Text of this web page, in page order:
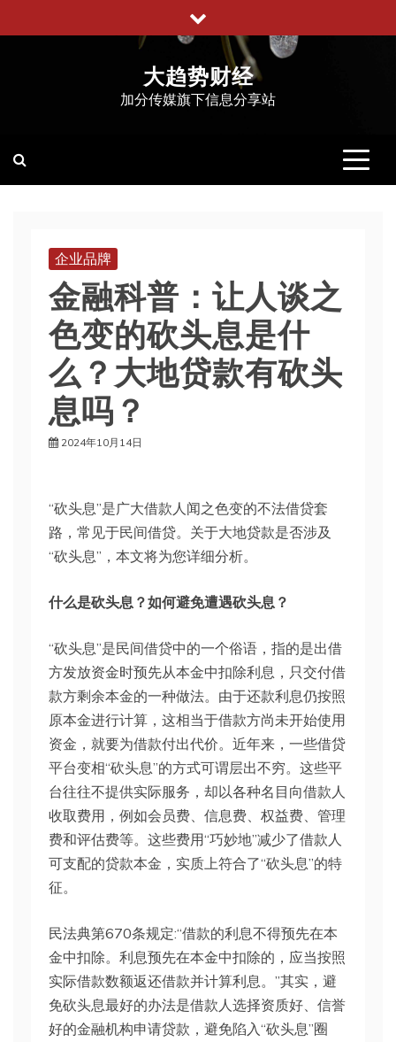
至
大趋势财经
加分传媒旗下信息分享站
企业品牌
​金融科普：让人谈之
色变的砍头息是什
么？大地贷款有砍头
息吗？
2024年10月14日
“砍头息”是广大借款人闻之色变的不法借贷套
路，常见于民间借贷。关于大地贷款是否涉及
“砍头息”，本文将为您详细分析。
什么是砍头息？如何避免遭遇砍头息？
“砍头息”是民间借贷中的一个俗语，指的是出借
方发放资金时预先从本金中扣除利息，只交付借
款方剩余本金的一种做法。由于还款利息仍按照
原本金进行计算，这相当于借款方尚未开始使用
资金，就要为借款付出代价。近年来，一些借贷
平台变相“砍头息”的方式可谓层出不穷。这些平
台往往不提供实际服务，却以各种名目向借款人
收取费用，例如会员费、信息费、权益费、管理
费和评估费等。这些费用“巧妙地”减少了借款人
可支配的贷款本金，实质上符合了“砍头息”的特
征。
民法典第670条规定:“借款的利息不得预先在本
金中扣除。利息预先在本金中扣除的，应当按照
实际借款数额返还借款并计算利息。”其实，避
免砍头息最好的办法是借款人选择资质好、信誉
好的金融机构申请贷款，避免陷入“砍头息”圈